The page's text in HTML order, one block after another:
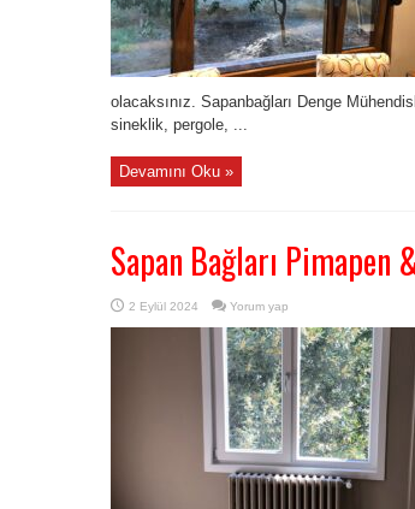
olacaksınız. Sapanbağları Denge
sineklik, pergole, ...
Devamını Oku »
Sapan Bağları
2 Eylül 2024 Yorum yap